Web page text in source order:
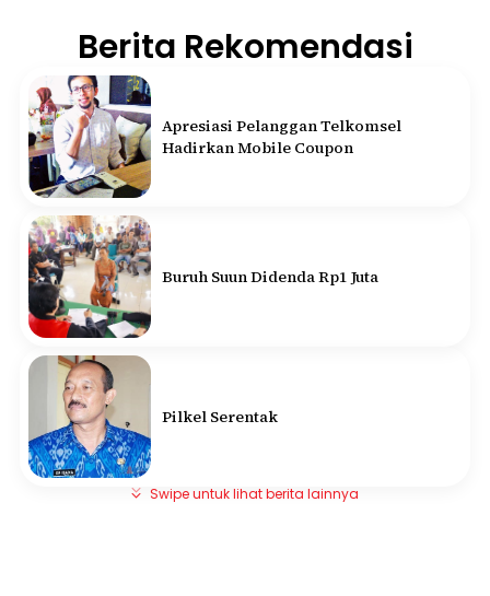
Berita Rekomendasi
Apresiasi Pelanggan Telkomsel
Hadirkan Mobile Coupon
Buruh Suun Didenda Rp1 Juta
Pilkel Serentak
Swipe untuk lihat berita lainnya